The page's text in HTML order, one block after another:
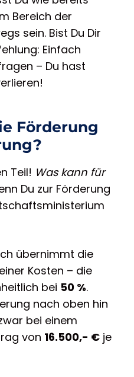
Bereich der
sein. Bist Du Dir
Einfach
– Du hast
Förderung
Teil! Was kann für
Du zur Förderung
übernimmt die
Kosten – die
bei 50 %.
nach oben hin
bei einem
von 16.500,- € je